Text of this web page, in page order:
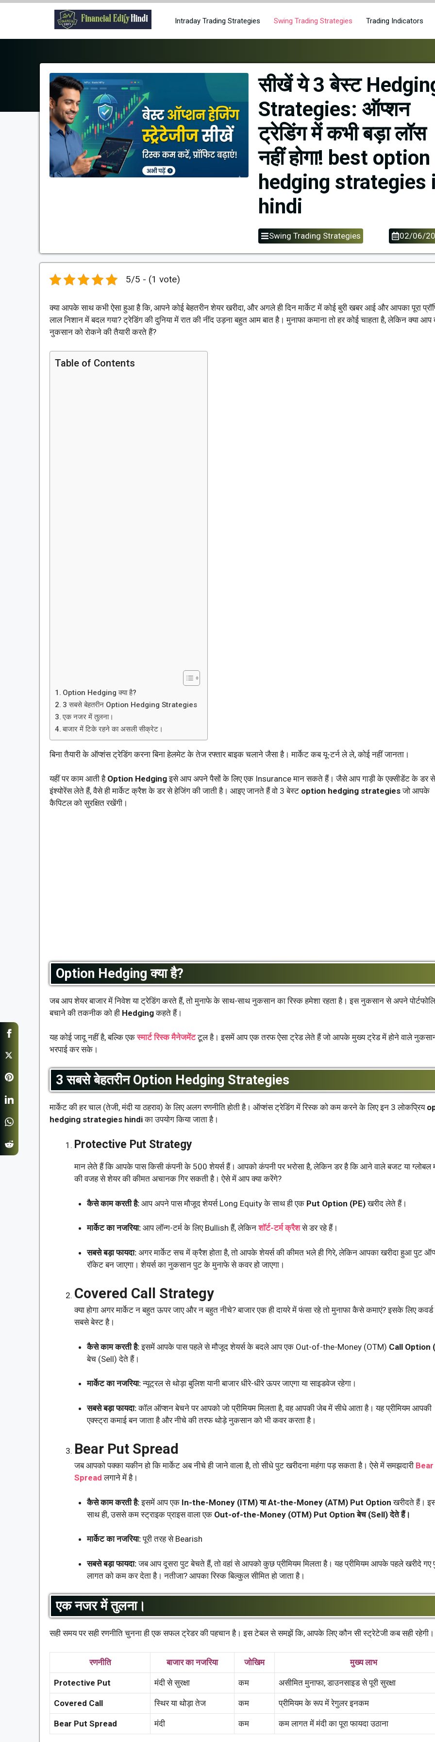
Skip
Intraday Trading Strategies Swing Trading Strategies Trading Indicators
सीखें ये 3 बेस्ट
Strategies: ऑप्शन
ट्रेडिंग में कभी बड़ा लॉस
नहीं होगा! best option
hedging strategies
hindi
Swing Trading Strategies 02/06/
5/5 - (1 vote)
क्या आपके साथ कभी ऐसा हुआ है कि, आपने कोई बेहतरीन शेयर खरीदा, और अगले ही दिन मार्केट में कोई बुरी खबर आई और आपका पूरा
लाल निशान में बदल गया? ट्रेडिंग की दुनिया में रात की नींद उड़ना बहुत आम बात है। मुनाफा कमाना तो हर कोई चाहता है, लेकिन क्या आप
नुकसान को रोकने की तैयारी करते हैं?
Table of Contents
Option Hedging क्या है?
3 सबसे बेहतरीन Option Hedging Strategies
एक नजर में तुलना।
बाजार में टिके रहने का असली सीक्रेट।
बिना तैयारी के ऑप्शंस ट्रेडिंग करना बिना हेलमेट के तेज रफ्तार बाइक चलाने जैसा है। मार्केट कब यू-टर्न ले ले, कोई नहीं जानता।
यहीं पर काम आती है Option Hedgingइसे आप अपने पैसों के लिए एक Insurance मान सकते हैं। जैसे आप गाड़ी के एक्सीडेंट के डर से
इंश्योरेंस लेते हैं, वैसे ही मार्केट क्रैश के डर से हेजिंग की जाती है। आइए जानते हैं वो 3 बेस्ट option hedging strategiesजो आपके
कैपिटल को सुरक्षित रखेंगी।
Option Hedging क्या है?
जब आप शेयर बाजार में निवेश या ट्रेडिंग करते हैं, तो मुनाफे के साथ-साथ नुकसान का रिस्क हमेशा रहता है। इस नुकसान से अपने
बचाने की तकनीक को ही Hedgingकहते हैं।
यह कोई जादू नहीं है, बल्कि एकस्मार्ट रिस्क मैनेजमेंटटूल है। इसमें आप एक तरफ ऐसा ट्रेड लेते हैं जो आपके मुख्य ट्रेड में होने वाले
भरपाई कर सके।
3 सबसे बेहतरीन Option Hedging Strategies
मार्केट की हर चाल (तेजी, मंदी या ठहराव) के लिए अलग रणनीति होती है। ऑप्शंस ट्रेडिंग में रिस्क को कम करने के लिए इन 3 लोकप्रिय
hedging strategies hindiका उपयोग किया जाता है।
Protective Put Strategy
मान लेते हैं कि आपके पास किसी कंपनी के 500 शेयर्स हैं। आपको कंपनी पर भरोसा है, लेकिन डर है कि आने वाले बजट या ग्लोबल
की वजह से शेयर की कीमत अचानक गिर सकती है। ऐसे में आप क्या करेंगे?
कैसे काम करती है:आप अपने पास मौजूद शेयर्स Long Equity के साथ ही एक Put Option (PE)खरीद लेते हैं।
मार्केट का नजरिया:आप लॉन्ग-टर्म के लिए Bullish हैं, लेकिनशॉर्ट-टर्म क्रैशसे डर रहे हैं।
सबसे बड़ा फायदा:अगर मार्केट सच में क्रैश होता है, तो आपके शेयर्स की कीमत भले ही गिरे, लेकिन आपका खरीदा हुआ पुट
रॉकेट बन जाएगा। शेयर्स का नुकसान पुट के मुनाफे से कवर हो जाएगा।
Covered Call Strategy
क्या होगा अगर मार्केट न बहुत ऊपर जाए और न बहुत नीचे? बाजार एक ही दायरे में फंसा रहे तो मुनाफा कैसे कमाएं? इसके लिए
सबसे बेस्ट है।
कैसे काम करती है:इसमें आपके पास पहले से मौजूद शेयर्स के बदले आप एक Out-of-the-Money (OTM) Call Option
बेच (Sell) देते हैं।
मार्केट का नजरिया:न्यूट्रल से थोड़ा बुलिश यानी बाजार धीरे-धीरे ऊपर जाएगा या साइडवेज रहेगा।
सबसे बड़ा फायदा:कॉल ऑप्शन बेचने पर आपको जो प्रीमियम मिलता है, वह आपकी जेब में सीधे आता है। यह प्रीमियम आपकी
एक्स्ट्रा कमाई बन जाता है और नीचे की तरफ थोड़े नुकसान को भी कवर करता है।
Bear Put Spread
जब आपको पक्का यकीन हो कि मार्केट अब नीचे ही जाने वाला है, तो सीधे पुट खरीदना महंगा पड़ सकता है। ऐसे में समझदारी
Spread लगाने में है।
कैसे काम करती है:इसमें आप एक In-the-Money (ITM) या At-the-Money (ATM) Put Option खरीदते हैं।
साथ ही, उससे कम स्ट्राइक प्राइस वाला एक Out-of-the-Money (OTM) Put Option बेच (Sell) देते हैं।
मार्केट का नजरिया:पूरी तरह से Bearish
सबसे बड़ा फायदा:जब आप दूसरा पुट बेचते हैं, तो वहां से आपको कुछ प्रीमियम मिलता है। यह प्रीमियम आपके पहले खरीदे गए
लागत को कम कर देता है। नतीजा? आपका रिस्क बिल्कुल सीमित हो जाता है।
एक नजर में तुलना।
सही समय पर सही रणनीति चुनना ही एक सफल ट्रेडर की पहचान है। इस टेबल से समझें कि, आपके लिए कौन सी स्ट्रेटेजी कब सही रहेगी।
रणनीति बाजार का नजरिया जोखिम मुख्य लाभ
Protective Put मंदी से सुरक्षा कम असीमित मुनाफा, डाउनसाइड से पूरी सुरक्षा
Covered Call स्थिर या थोड़ा तेज कम प्रीमियम के रूप में रेगुलर इनकम
Bear Put Spread मंदी कम कम लागत में मंदी का पूरा फायदा उठाना